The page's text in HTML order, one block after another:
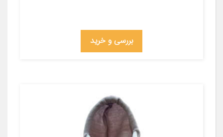
بررسی و خرید